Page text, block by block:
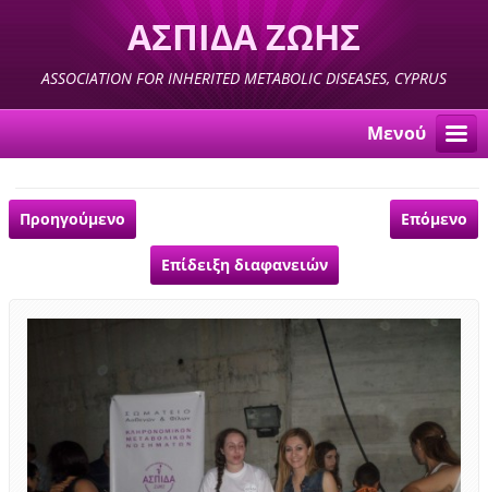
ΑΣΠΙΔΑ ΖΩΗΣ
ASSOCIATION FOR INHERITED METABOLIC DISEASES, CYPRUS
Μενού
Προηγούμενο Επόμενο
Επίδειξη διαφανειών